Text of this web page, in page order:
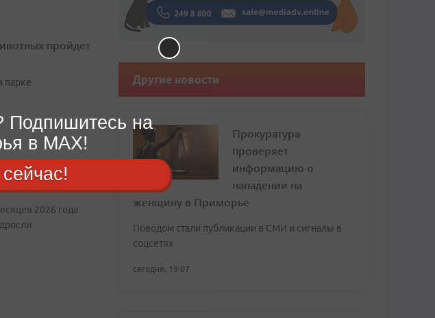
пройдет
парке
ответ
2026 года
Другие новости
Прокуратура
проверяет
информацию о
нападении на
женщину в Приморье
Поводом стали публикации в СМИ и сигналы в
соцсетях
сегодня, 19:07
Подпишитесь на
в MAX!